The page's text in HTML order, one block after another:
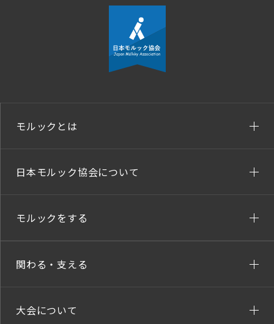
モルックとは
日本モルック協会について
モルックをする
関わる・支える
大会について